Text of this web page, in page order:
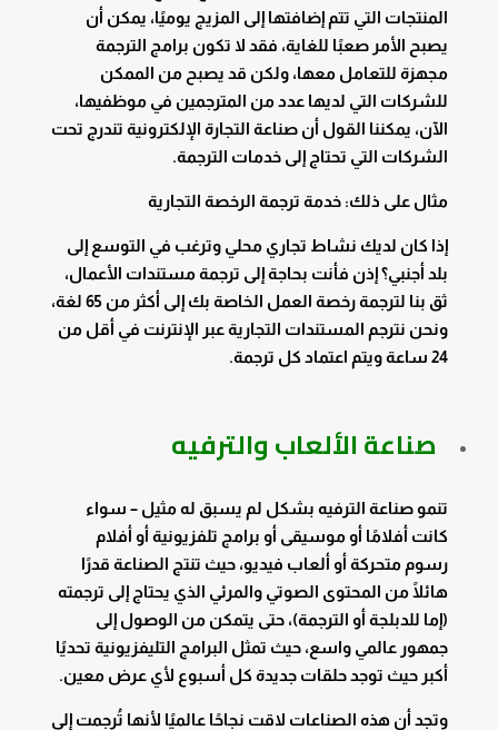
المنتجات التي تتم إضافتها إلى المزيج يوميًا، يمكن أن
يصبح الأمر صعبًا للغاية، فقد لا تكون برامج الترجمة
مجهزة للتعامل معها، ولكن قد يصبح من الممكن
للشركات التي لديها عدد من المترجمين في موظفيها،
الآن، يمكننا القول أن صناعة التجارة الإلكترونية تندرج تحت
الشركات التي تحتاج إلى خدمات الترجمة.
مثال على ذلك: خدمة ترجمة الرخصة التجارية
إذا كان لديك نشاط تجاري محلي وترغب في التوسع إلى
بلد أجنبي؟ إذن فأنت بحاجة إلى ترجمة مستندات الأعمال،
ثق بنا لترجمة رخصة العمل الخاصة بك إلى أكثر من 65 لغة،
ونحن نترجم المستندات التجارية عبر الإنترنت في أقل من
24 ساعة ويتم اعتماد كل ترجمة.
صناعة الألعاب والترفيه
تنمو صناعة الترفيه بشكل لم يسبق له مثيل – سواء
كانت أفلامًا أو موسيقى أو برامج تلفزيونية أو أفلام
رسوم متحركة أو ألعاب فيديو، حيث تنتج الصناعة قدرًا
هائلًا من المحتوى الصوتي والمرئي الذي يحتاج إلى ترجمته
(إما للدبلجة أو الترجمة)، حتى يتمكن من الوصول إلى
جمهور عالمي واسع، حيث تمثل البرامج التليفزيونية تحديًا
أكبر حيث توجد حلقات جديدة كل أسبوع لأي عرض معين.
وتجد أن هذه الصناعات لاقت نجاحًا عالميًا لأنها تُرجمت إلى